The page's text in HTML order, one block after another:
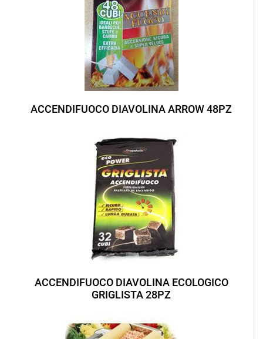
ACCENDIFUOCO DIAVOLINA ARROW 48PZ
ACCENDIFUOCO DIAVOLINA ECOLOGICO
GRIGLISTA 28PZ